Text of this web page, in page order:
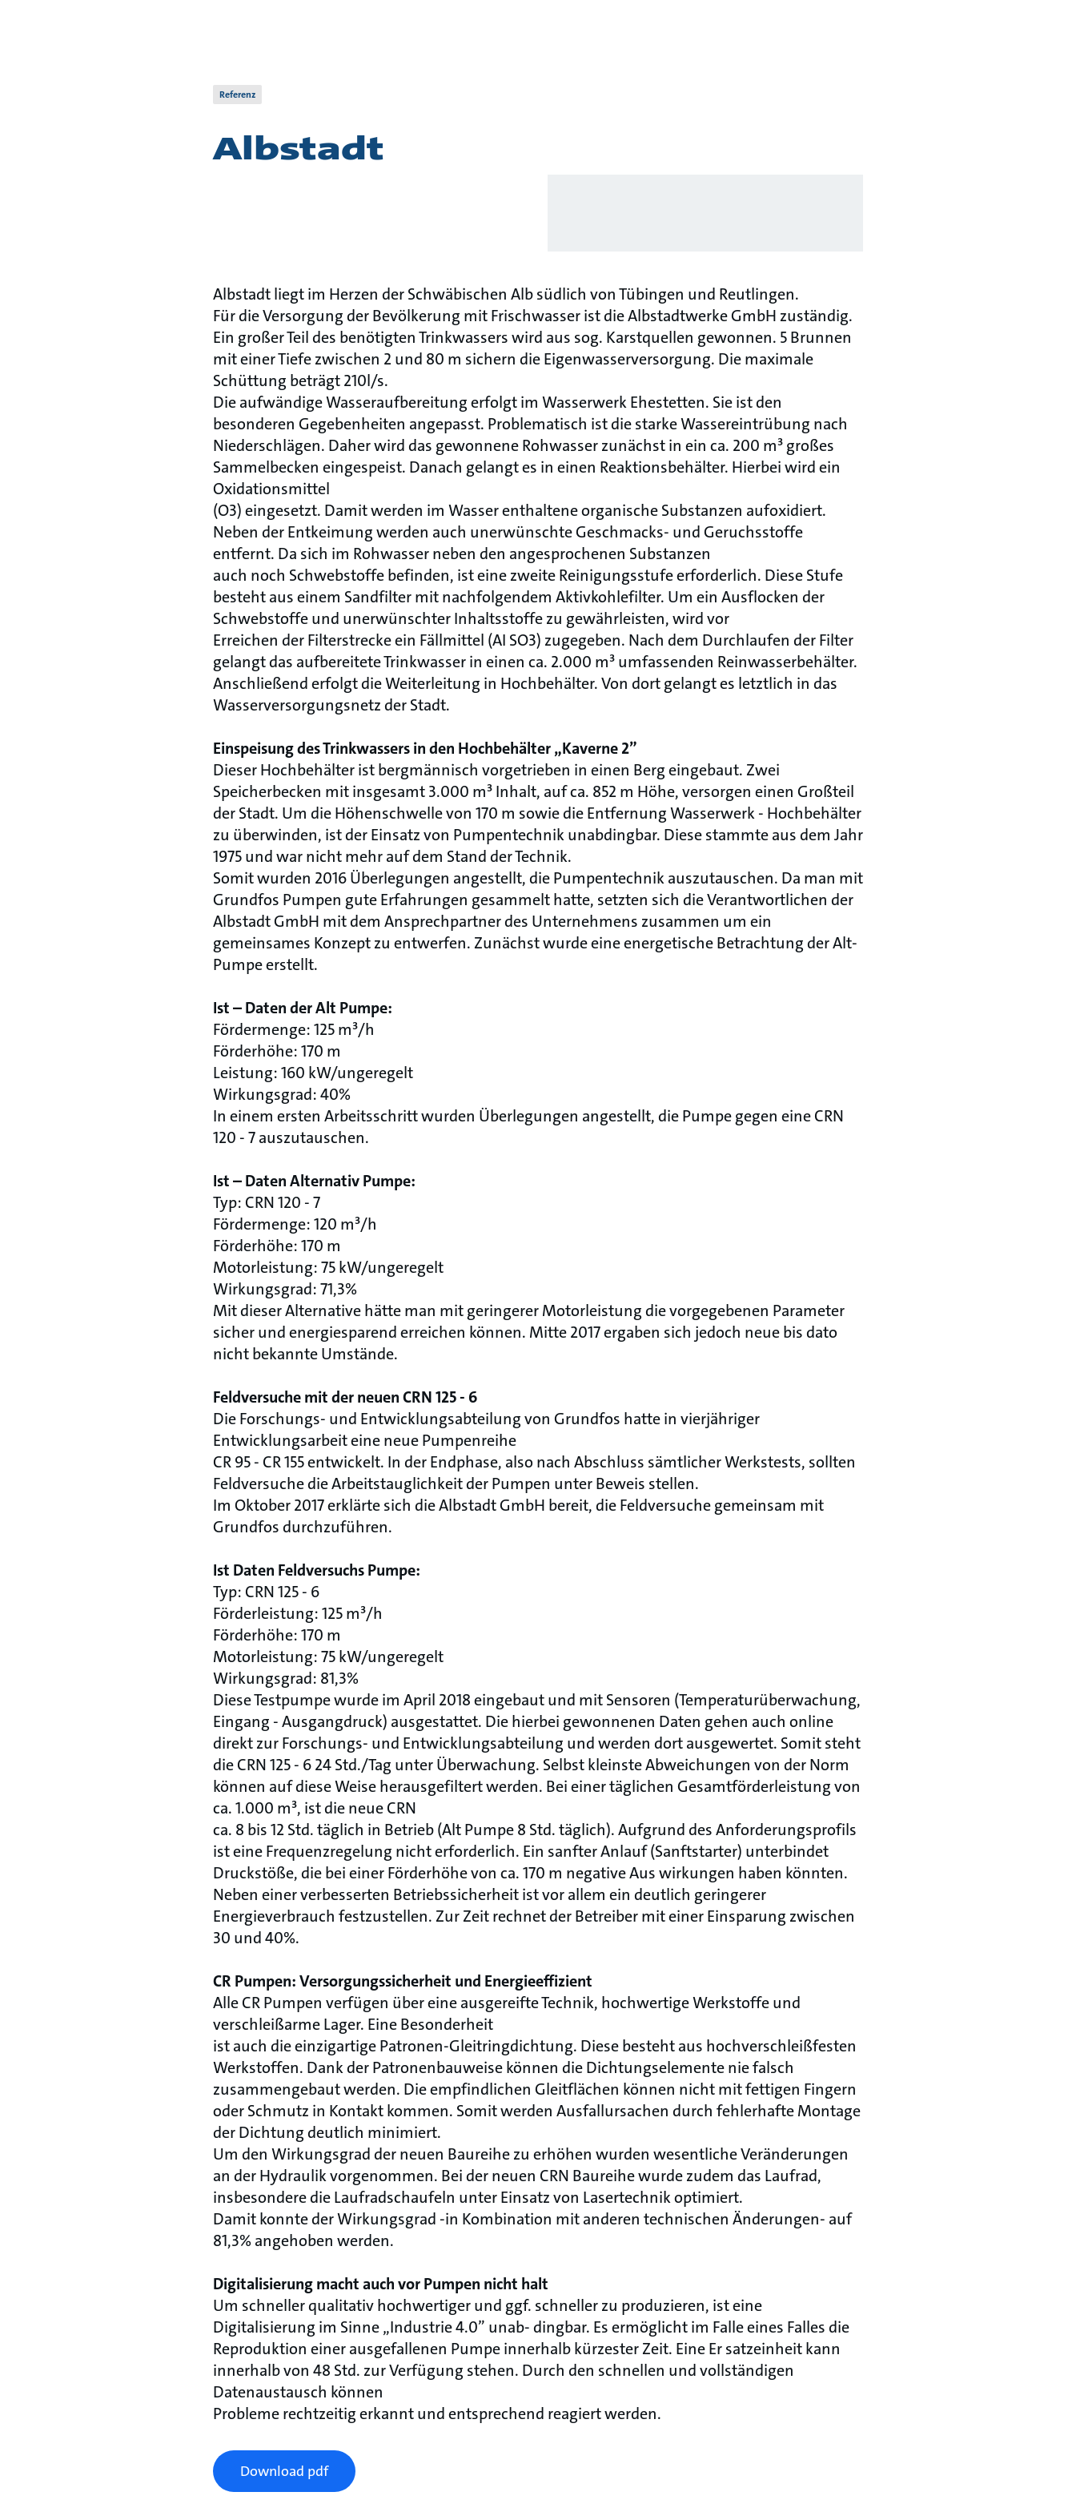
Referenz
Albstadt
Albstadt liegt im Herzen der Schwäbischen Alb südlich von Tübingen und Reutlingen.
Für die Versorgung der Bevölkerung mit Frischwasser ist die Albstadtwerke GmbH zuständig.
Ein großer Teil des benötigten Trinkwassers wird aus sog. Karstquellen gewonnen. 5 Brunnen
mit einer Tiefe zwischen 2 und 80 m sichern die Eigenwasserversorgung. Die maximale
Schüttung beträgt 210l/s.
Die aufwändige Wasseraufbereitung erfolgt im Wasserwerk Ehestetten. Sie ist den
besonderen Gegebenheiten angepasst. Problematisch ist die starke Wassereintrübung nach
Niederschlägen. Daher wird das gewonnene Rohwasser zunächst in ein ca. 200 m³ großes
Sammelbecken eingespeist. Danach gelangt es in einen Reaktionsbehälter. Hierbei wird ein
Oxidationsmittel
(O3) eingesetzt. Damit werden im Wasser enthaltene organische Substanzen aufoxidiert.
Neben der Entkeimung werden auch unerwünschte Geschmacks- und Geruchsstoffe
entfernt. Da sich im Rohwasser neben den angesprochenen Substanzen
auch noch Schwebstoffe befinden, ist eine zweite Reinigungsstufe erforderlich. Diese Stufe
besteht aus einem Sandfilter mit nachfolgendem Aktivkohlefilter. Um ein Ausflocken der
Schwebstoffe und unerwünschter Inhaltsstoffe zu gewährleisten, wird vor
Erreichen der Filterstrecke ein Fällmittel (AI SO3) zugegeben. Nach dem Durchlaufen der Filter
gelangt das aufbereitete Trinkwasser in einen ca. 2.000 m³ umfassenden Reinwasserbehälter.
Anschließend erfolgt die Weiterleitung in Hochbehälter. Von dort gelangt es letztlich in das
Wasserversorgungsnetz der Stadt.
Einspeisung des Trinkwassers in den Hochbehälter „Kaverne 2”
Dieser Hochbehälter ist bergmännisch vorgetrieben in einen Berg eingebaut. Zwei
Speicherbecken mit insgesamt 3.000 m³ Inhalt, auf ca. 852 m Höhe, versorgen einen Großteil
der Stadt. Um die Höhenschwelle von 170 m sowie die Entfernung Wasserwerk - Hochbehälter
zu überwinden, ist der Einsatz von Pumpentechnik unabdingbar. Diese stammte aus dem Jahr
1975 und war nicht mehr auf dem Stand der Technik.
Somit wurden 2016 Überlegungen angestellt, die Pumpentechnik auszutauschen. Da man mit
Grundfos Pumpen gute Erfahrungen gesammelt hatte, setzten sich die Verantwortlichen der
Albstadt GmbH mit dem Ansprechpartner des Unternehmens zusammen um ein
gemeinsames Konzept zu entwerfen. Zunächst wurde eine energetische Betrachtung der Alt-
Pumpe erstellt.
Ist – Daten der Alt Pumpe:
Fördermenge: 125 m³/h
Förderhöhe: 170 m
Leistung: 160 kW/ungeregelt
Wirkungsgrad: 40%
In einem ersten Arbeitsschritt wurden Überlegungen angestellt, die Pumpe gegen eine CRN
120 - 7 auszutauschen.
Ist – Daten Alternativ Pumpe:
Typ: CRN 120 - 7
Fördermenge: 120 m³/h
Förderhöhe: 170 m
Motorleistung: 75 kW/ungeregelt
Wirkungsgrad: 71,3%
Mit dieser Alternative hätte man mit geringerer Motorleistung die vorgegebenen Parameter
sicher und energiesparend erreichen können. Mitte 2017 ergaben sich jedoch neue bis dato
nicht bekannte Umstände.
Feldversuche mit der neuen CRN 125 - 6
Die Forschungs- und Entwicklungsabteilung von Grundfos hatte in vierjähriger
Entwicklungsarbeit eine neue Pumpenreihe
CR 95 - CR 155 entwickelt. In der Endphase, also nach Abschluss sämtlicher Werkstests, sollten
Feldversuche die Arbeitstauglichkeit der Pumpen unter Beweis stellen.
Im Oktober 2017 erklärte sich die Albstadt GmbH bereit, die Feldversuche gemeinsam mit
Grundfos durchzuführen.
Ist Daten Feldversuchs Pumpe:
Typ: CRN 125 - 6
Förderleistung: 125 m³/h
Förderhöhe: 170 m
Motorleistung: 75 kW/ungeregelt
Wirkungsgrad: 81,3%
Diese Testpumpe wurde im April 2018 eingebaut und mit Sensoren (Temperaturüberwachung,
Eingang - Ausgangdruck) ausgestattet. Die hierbei gewonnenen Daten gehen auch online
direkt zur Forschungs- und Entwicklungsabteilung und werden dort ausgewertet. Somit steht
die CRN 125 - 6 24 Std./Tag unter Überwachung. Selbst kleinste Abweichungen von der Norm
können auf diese Weise herausgefiltert werden. Bei einer täglichen Gesamtförderleistung von
ca. 1.000 m³, ist die neue CRN
ca. 8 bis 12 Std. täglich in Betrieb (Alt Pumpe 8 Std. täglich). Aufgrund des Anforderungsprofils
ist eine Frequenzregelung nicht erforderlich. Ein sanfter Anlauf (Sanftstarter) unterbindet
Druckstöße, die bei einer Förderhöhe von ca. 170 m negative Aus wirkungen haben könnten.
Neben einer verbesserten Betriebssicherheit ist vor allem ein deutlich geringerer
Energieverbrauch festzustellen. Zur Zeit rechnet der Betreiber mit einer Einsparung zwischen
30 und 40%.
CR Pumpen: Versorgungssicherheit und Energieeffizient
Alle CR Pumpen verfügen über eine ausgereifte Technik, hochwertige Werkstoffe und
verschleißarme Lager. Eine Besonderheit
ist auch die einzigartige Patronen-Gleitringdichtung. Diese besteht aus hochverschleißfesten
Werkstoffen. Dank der Patronenbauweise können die Dichtungselemente nie falsch
zusammengebaut werden. Die empfindlichen Gleitflächen können nicht mit fettigen Fingern
oder Schmutz in Kontakt kommen. Somit werden Ausfallursachen durch fehlerhafte Montage
der Dichtung deutlich minimiert.
Um den Wirkungsgrad der neuen Baureihe zu erhöhen wurden wesentliche Veränderungen
an der Hydraulik vorgenommen. Bei der neuen CRN Baureihe wurde zudem das Laufrad,
insbesondere die Laufradschaufeln unter Einsatz von Lasertechnik optimiert.
Damit konnte der Wirkungsgrad -in Kombination mit anderen technischen Änderungen- auf
81,3% angehoben werden.
Digitalisierung macht auch vor Pumpen nicht halt
Um schneller qualitativ hochwertiger und ggf. schneller zu produzieren, ist eine
Digitalisierung im Sinne „Industrie 4.0” unab- dingbar. Es ermöglicht im Falle eines Falles die
Reproduktion einer ausgefallenen Pumpe innerhalb kürzester Zeit. Eine Er satzeinheit kann
innerhalb von 48 Std. zur Verfügung stehen. Durch den schnellen und vollständigen
Datenaustausch können
Probleme rechtzeitig erkannt und entsprechend reagiert werden.
Download pdf